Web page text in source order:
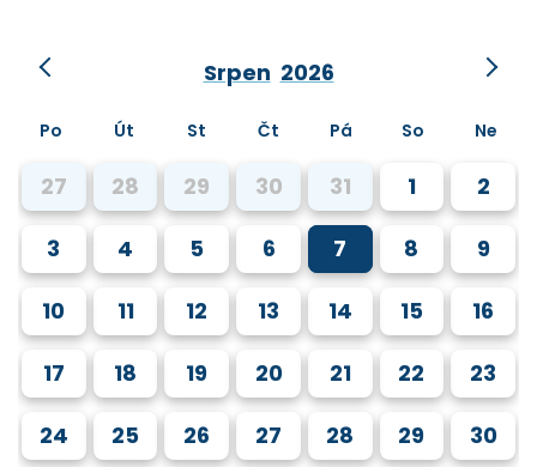
Srpen 2026
Po Út St Čt Pá So Ne
27 28 29 30 31 1 2
3 4 5 6 7 8 9
10 11 12 13 14 15 16
17 18 19 20 21 22 23
24 25 26 27 28 29 30